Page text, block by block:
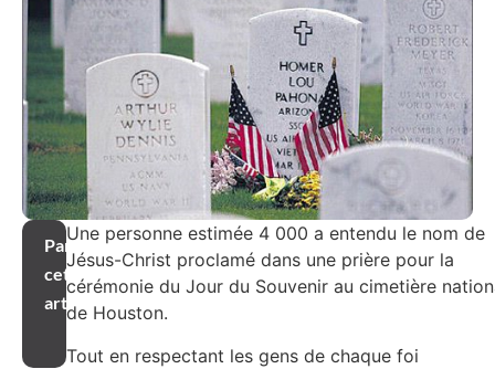
Partager
cet
article
Une personne estimée 4 000 a entendu le nom de
Jésus-Christ proclamé dans une prière pour la
cérémonie du Jour du Souvenir au cimetière
de Houston.
Tout en respectant les gens de chaque foi